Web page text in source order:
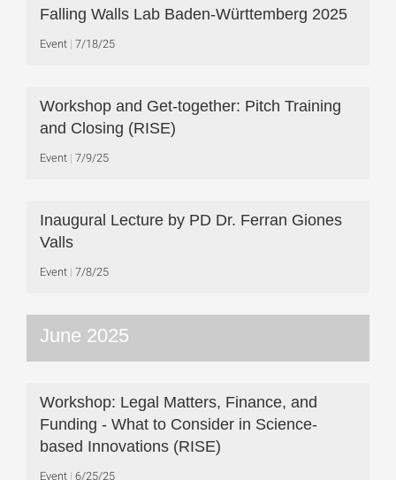
Falling Walls Lab Baden-Württemberg 2025
Event 7/18/25
Workshop and Get-together: Pitch Training
and Closing (RISE)
Event 7/9/25
Inaugural Lecture by PD Dr. Ferran Giones
Valls
Event 7/8/25
June 2025
Workshop: Legal Matters, Finance, and
Funding - What to Consider in Science-
based Innovations (RISE)
Event 6/25/25